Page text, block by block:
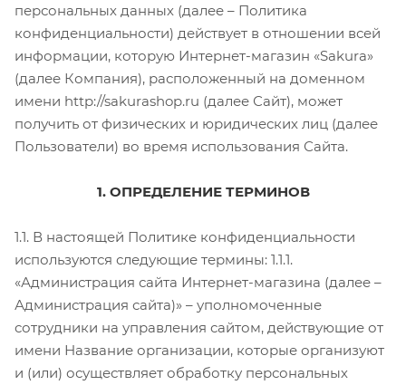
персональных данных (далее – Политика
конфиденциальности) действует в отношении всей
информации, которую Интернет-магазин «Sakura»
(далее Компания), расположенный на доменном
имени http://sakurashop.ru (далее Сайт), может
получить от физических и юридических лиц (далее
Пользователи) во время использования Сайта.
1. ОПРЕДЕЛЕНИЕ ТЕРМИНОВ
1.1. В настоящей Политике конфиденциальности
используются следующие термины: 1.1.1.
«Администрация сайта Интернет-магазина (далее –
Администрация сайта)» – уполномоченные
сотрудники на управления сайтом, действующие от
имени Название организации, которые организуют
и (или) осуществляет обработку персональных